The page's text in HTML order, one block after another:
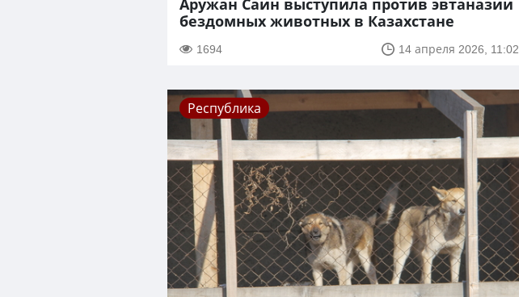
Аружан Саин выступила против эвтаназии
бездомных животных в Казахстане
1694 14 апреля 2026, 11:02
Республика